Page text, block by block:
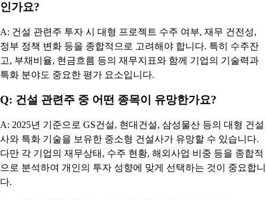
인가요?
A: 건설 관련주 투자 시 대형 프로젝트 수주 여부, 재무 건전성,
정부 정책 변화 등을 종합적으로 고려해야 합니다. 특히 수주잔
고, 부채비율, 현금흐름 등의 재무지표와 함께 기업의 기술력과
특화 분야도 중요한 평가 요소입니다.
Q: 건설 관련주 중 어떤 종목이 유망한가요?
A: 2025년 기준으로 GS건설, 현대건설, 삼성물산 등의 대형 건설
사와 특화 기술을 보유한 중소형 건설사가 유망할 수 있습니다.
다만 각 기업의 재무상태, 수주 현황, 해외사업 비중 등을 종합적
으로 분석하여 개인의 투자 성향에 맞게 선택하는 것이 중요합니
다.